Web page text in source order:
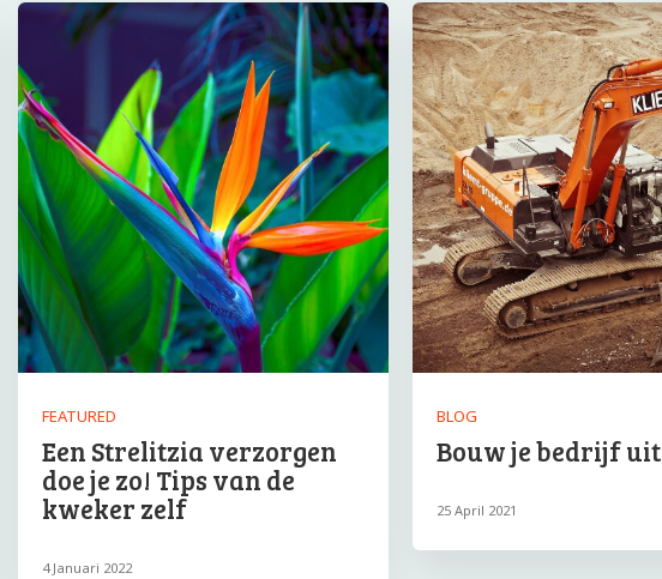
FEATURED
Een Strelitzia verzorgen
doe je zo! Tips van de
kweker zelf
4 Januari 2022
BLOG
Bouw je bedrijf uit
25 April 2021